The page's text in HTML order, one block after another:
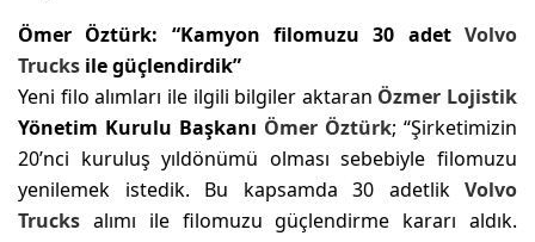
Ömer Öztürk: “Kamyon filomuzu 30 adet Volvo
Trucks ile güçlendirdik”
Yeni filo alımları ile ilgili bilgiler aktaran Özmer Lojistik
Yönetim Kurulu Başkanı Ömer Öztürk; “Şirketimizin
20’nci kuruluş yıldönümü olması sebebiyle filomuzu
yenilemek istedik. Bu kapsamda 30 adetlik Volvo
Trucks alımı ile filomuzu güçlendirme kararı aldık.